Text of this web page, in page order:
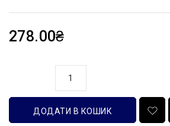
278.00₴
ДОДАТИ В КОШИК